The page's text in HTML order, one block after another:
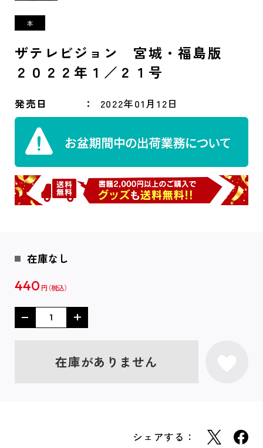
ザテレビジョン 宮城・福島版
２０２２年１／２１号
発売日 2022年01月12日
在庫なし
440 円
在庫がありません
シェアする：